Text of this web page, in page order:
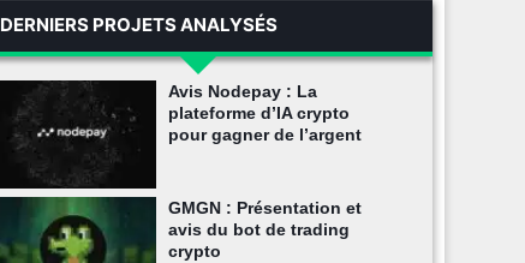
DERNIERS PROJETS ANALYSÉS
Avis Nodepay : La
plateforme d’IA crypto
pour gagner de l’argent
GMGN : Présentation et
avis du bot de trading
crypto